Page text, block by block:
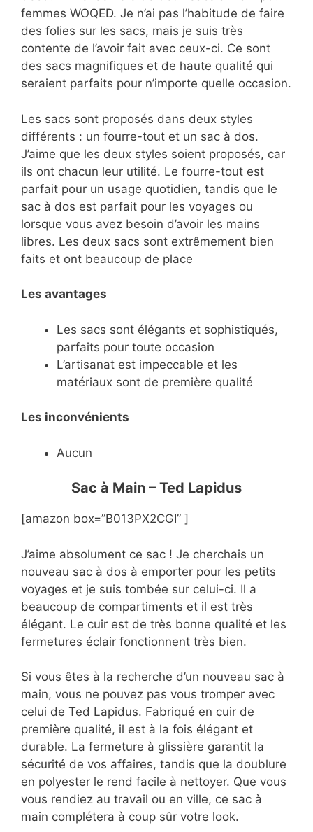
femmes WOQED. Je n’ai pas l’habitude de faire
des folies sur les sacs, mais je suis très
contente de l’avoir fait avec ceux-ci. Ce sont
des sacs magnifiques et de haute qualité qui
seraient parfaits pour n’importe quelle occasion.
Les sacs sont proposés dans deux styles
différents : un fourre-tout et un sac à dos.
J’aime que les deux styles soient proposés, car
ils ont chacun leur utilité. Le fourre-tout est
parfait pour un usage quotidien, tandis que le
sac à dos est parfait pour les voyages ou
lorsque vous avez besoin d’avoir les mains
libres. Les deux sacs sont extrêmement bien
faits et ont beaucoup de place
Les avantages
Les sacs sont élégants et sophistiqués,
parfaits pour toute occasion
L’artisanat est impeccable et les
matériaux sont de première qualité
Les inconvénients
Aucun
Sac à Main – Ted Lapidus
[amazon box=”B013PX2CGI” ]
J’aime absolument ce sac ! Je cherchais un
nouveau sac à dos à emporter pour les petits
voyages et je suis tombée sur celui-ci. Il a
beaucoup de compartiments et il est très
élégant. Le cuir est de très bonne qualité et les
fermetures éclair fonctionnent très bien.
Si vous êtes à la recherche d’un nouveau sac à
main, vous ne pouvez pas vous tromper avec
celui de Ted Lapidus. Fabriqué en cuir de
première qualité, il est à la fois élégant et
durable. La fermeture à glissière garantit la
sécurité de vos affaires, tandis que la doublure
en polyester le rend facile à nettoyer. Que vous
vous rendiez au travail ou en ville, ce sac à
main complétera à coup sûr votre look.